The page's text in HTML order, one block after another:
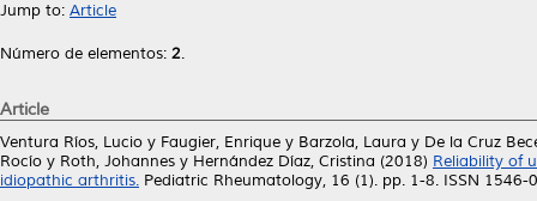
Jump to: Article
Número de elementos: 2.
Article
Ventura Ríos, Lucio y Faugier, Enrique y Barzola, Laura y De la Cruz
Rocío y Roth, Johannes y Hernández Díaz, Cristina (2018) Reliability of
idiopathic arthritis. Pediatric Rheumatology, 16 (1). pp. 1-8. ISSN 1546-